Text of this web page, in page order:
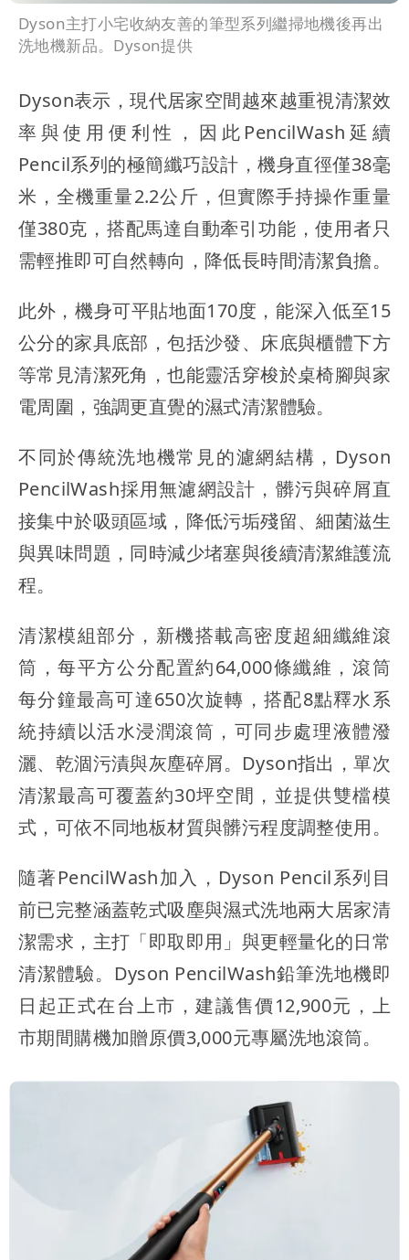
Dyson主打小宅收納友善的筆型系列繼掃地機後再出
洗地機新品。Dyson提供
Dyson表示，現代居家空間越來越重視清潔效
率與使用便利性，因此PencilWash延續
Pencil系列的極簡纖巧設計，機身直徑僅38毫
米，全機重量2.2公斤，但實際手持操作重量
僅380克，搭配馬達自動牽引功能，使用者只
需輕推即可自然轉向，降低長時間清潔負擔。
此外，機身可平貼地面170度，能深入低至15
公分的家具底部，包括沙發、床底與櫃體下方
等常見清潔死角，也能靈活穿梭於桌椅腳與家
電周圍，強調更直覺的濕式清潔體驗。
不同於傳統洗地機常見的濾網結構，Dyson
PencilWash採用無濾網設計，髒污與碎屑直
接集中於吸頭區域，降低污垢殘留、細菌滋生
與異味問題，同時減少堵塞與後續清潔維護流
程。
清潔模組部分，新機搭載高密度超細纖維滾
筒，每平方公分配置約64,000條纖維，滾筒
每分鐘最高可達650次旋轉，搭配8點釋水系
統持續以活水浸潤滾筒，可同步處理液體潑
灑、乾涸污漬與灰塵碎屑。Dyson指出，單次
清潔最高可覆蓋約30坪空間，並提供雙檔模
式，可依不同地板材質與髒污程度調整使用。
隨著PencilWash加入，Dyson Pencil系列目
前已完整涵蓋乾式吸塵與濕式洗地兩大居家清
潔需求，主打「即取即用」與更輕量化的日常
清潔體驗。Dyson PencilWash鉛筆洗地機即
日起正式在台上市，建議售價12,900元，上
市期間購機加贈原價3,000元專屬洗地滾筒。